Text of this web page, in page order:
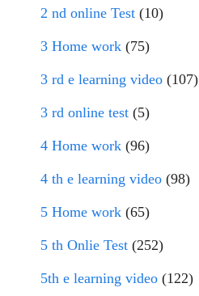
2 nd online Test (10)
3 Home work (75)
3 rd e learning video (107)
3 rd online test (5)
4 Home work (96)
4 th e learning video (98)
5 Home work (65)
5 th Onlie Test (252)
5th e learning video (122)